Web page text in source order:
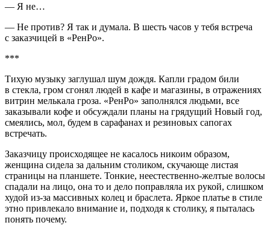
— Я не…
— Не против? Я так и думала. В шесть часов у тебя встреча
с заказчицей в «РенРо».
***
Тихую музыку заглушал шум дождя. Капли градом били
в стекла, гром сгонял людей в кафе и магазины, в отражениях
витрин мелькала гроза. «РенРо» заполнялся людьми, все
заказывали кофе и обсуждали планы на грядущий Новый год,
смеялись, мол, будем в сарафанах и резиновых сапогах
встречать.
Заказчицу происходящее не касалось никоим образом,
женщина сидела за дальним столиком, скучающе листая
страницы на планшете. Тонкие, неестественно-желтые волосы
спадали на лицо, она то и дело поправляла их рукой, слишком
худой из-за массивных колец и браслета. Яркое платье в стиле
этно привлекало внимание и, подходя к столику, я пыталась
понять почему.